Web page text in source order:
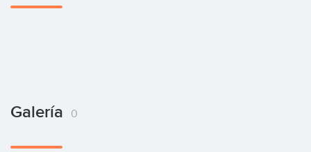
Galería 0